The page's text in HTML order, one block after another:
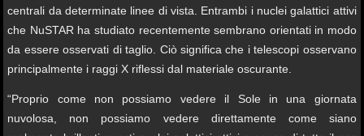
centrali da determinate linee di vista. Entrambi i nuclei galattici attivi
che NuSTAR ha studiato recentemente sembrano orientati in modo
da essere osservati di taglio. Ciò significa che i telescopi osservano
principalmente i raggi X riflessi dal materiale oscurante.
“Proprio come non possiamo vedere il Sole in una giornata
nuvolosa, non possiamo vedere direttamente come siano